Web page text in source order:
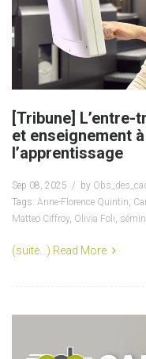
[Tribune]
et enseignement
l’apprentissage
Sep 08, 2025 by
Tags: Anne-Florence Quintin,
Matteo Ciffroy, Olivia Foli,
(suite…) Read More